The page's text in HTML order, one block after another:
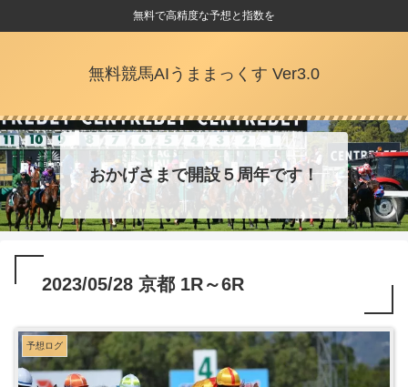
無料で高精度な予想と指数を
無料競馬AIうままっくす Ver3.0
おかげさまで開設５周年です！
2023/05/28 京都 1R～6R
予想ログ